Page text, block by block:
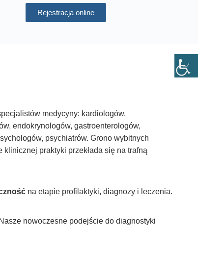
Rejestracja online
medycyny: kardiologów,
endokrynologów, gastroenterologów,
psychiatrów. Grono wybitnych
praktyki przekłada się na trafną
na etapie profilaktyki, diagnozy i leczenia.
nowoczesne podejście do diagnostyki